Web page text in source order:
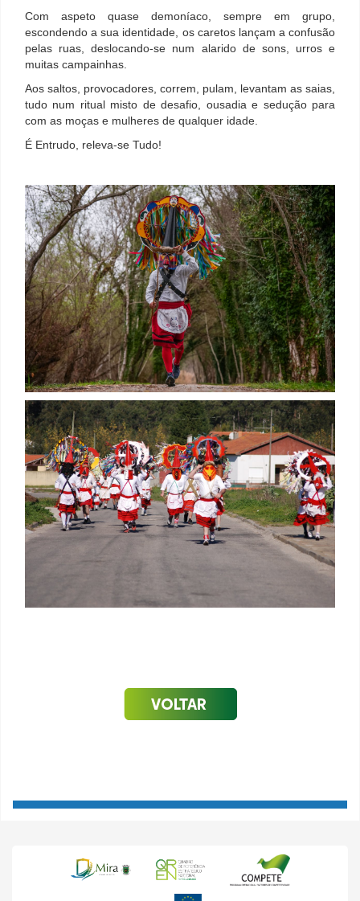
Com aspeto quase demoníaco, sempre em grupo,
escondendo a sua identidade, os caretos lançam a confusão
pelas ruas, deslocando-se num alarido de sons, urros e
muitas campainhas.
Aos saltos, provocadores, correm, pulam, levantam as saias,
tudo num ritual misto de desafio, ousadia e sedução para
com as moças e mulheres de qualquer idade.
É Entrudo, releva-se Tudo!